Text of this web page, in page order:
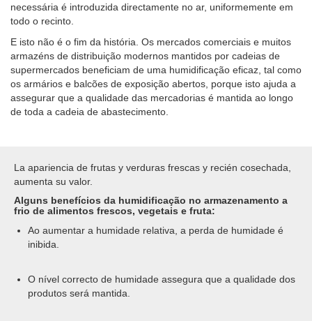
necessária é introduzida directamente no ar, uniformemente em
todo o recinto.
E isto não é o fim da história. Os mercados comerciais e muitos
armazéns de distribuição modernos mantidos por cadeias de
supermercados beneficiam de uma humidificação eficaz, tal como
os armários e balcões de exposição abertos, porque isto ajuda a
assegurar que a qualidade das mercadorias é mantida ao longo
de toda a cadeia de abastecimento.
La apariencia de frutas y verduras frescas y recién cosechada,
aumenta su valor.
Alguns benefícios da humidificação no armazenamento a
frio de alimentos frescos, vegetais e fruta:
Ao aumentar a humidade relativa, a perda de humidade é
inibida.
O nível correcto de humidade assegura que a qualidade dos
produtos será mantida.